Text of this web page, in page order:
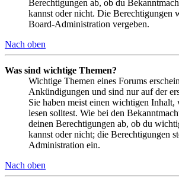
Berechtigungen ab, ob du
kannst oder nicht. Die Berechtigungen
Board-Administration vergeben.
Nach oben
Was sind wichtige Themen?
Wichtige Themen eines Forums
Ankündigungen und sind nur auf der
Sie haben meist einen wichtigen Inhalt,
lesen solltest. Wie bei den
deinen Berechtigungen ab, ob du
kannst oder nicht; die Berechtigungen
Administration ein.
Nach oben